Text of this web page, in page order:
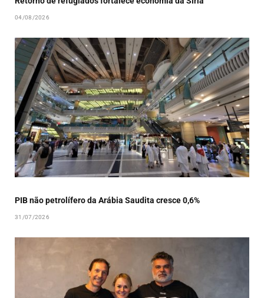
Retorno de refugiados fortalece economia da Síria
PIB não petrolífero da Arábia Saudita cresce 0,6%